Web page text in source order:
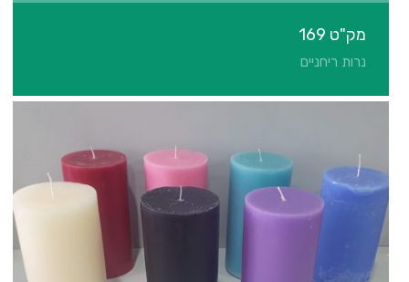
מק"ט 169
נרות ריחניים